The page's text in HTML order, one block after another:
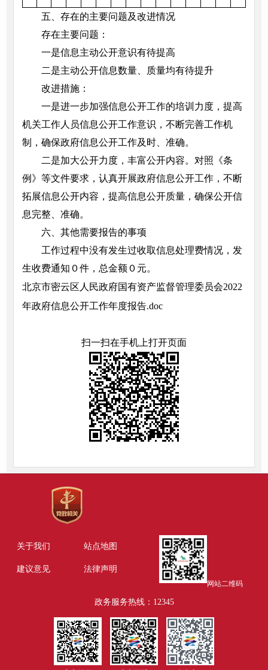
五、存在的主要问题及改进情况
存在主要问题：
一是信息主动公开意识有待提高
二是主动公开信息数量、质量均有待提升
改进措施：
一是进一步加强信息公开工作的培训力度，提高
机关工作人员信息公开工作意识，不断完善工作机
制，确保政府信息公开工作及时、准确。
二是加大公开力度，丰富公开内容。对照《条
例》等文件要求，认真开展政府信息公开工作，不断
拓展信息公开内容，提高信息公开质量，确保公开信
息完整、准确。
六、其他需要报告的事项
工作过程中没有发生过收取信息处理费情况，发
生收费通知０件，总金额０元。
北京市密云区人民政府国有资产监督管理委员会2022
年政府信息公开工作年度报告.doc
扫一扫在手机上打开页面
关于我们 站点地图
建议意见 法律声明
网站二维码
政务服务热线：12345